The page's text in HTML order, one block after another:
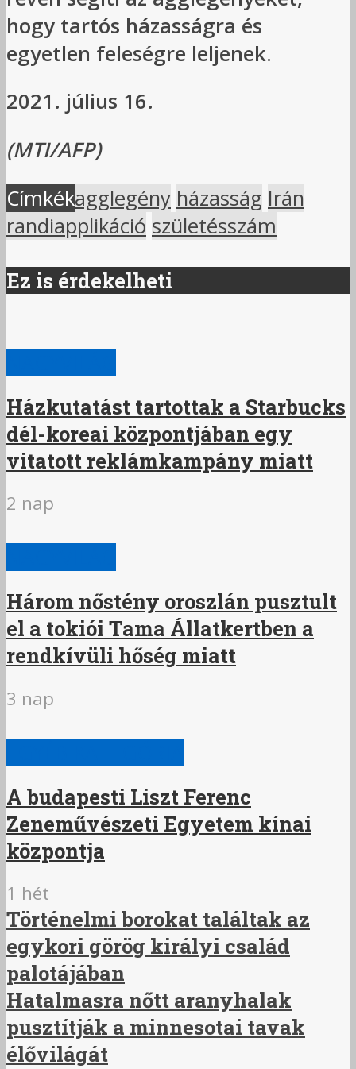
hogy tartós házasságra és
egyetlen feleségre leljenek.
2021. július 16.
(MTI/AFP)
Címkékagglegény házasság Irán
randiapplikáció születésszám
Ez is érdekelheti
Házkutatást tartottak a Starbucks
dél-koreai központjában egy
vitatott reklámkampány miatt
2 nap
Három nőstény oroszlán pusztult
el a tokiói Tama Állatkertben a
rendkívüli hőség miatt
3 nap
A budapesti Liszt Ferenc
Zeneművészeti Egyetem kínai
központja
1 hét
Történelmi borokat találtak az
egykori görög királyi család
palotájában
Hatalmasra nőtt aranyhalak
pusztítják a minnesotai tavak
élővilágát